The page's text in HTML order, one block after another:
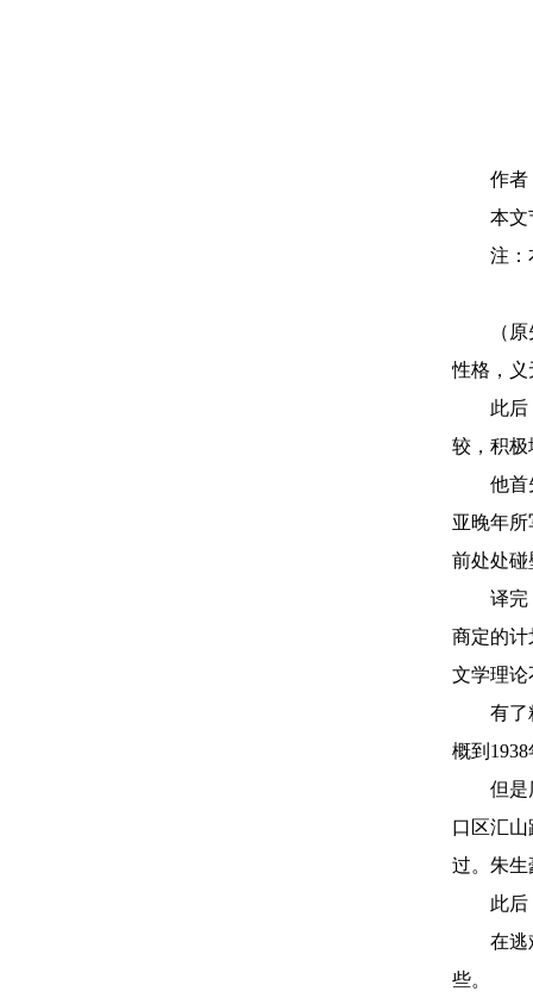
作者
本文
注：
（
性格，义
此
较，积极
他首
亚晚年
前处处碰
译完
商定的计
文学理论
有了
概到
但是
口区汇山
过。朱生
此后
在逃
些。